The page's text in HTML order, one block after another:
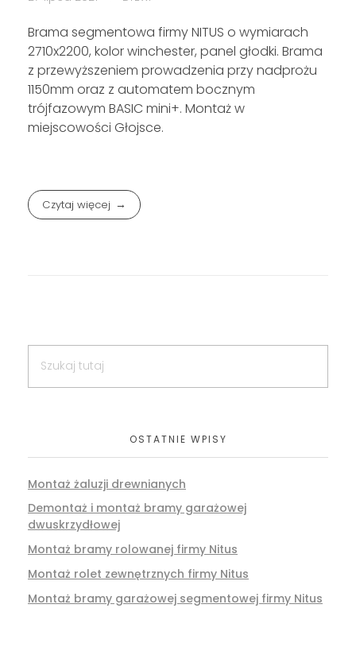
Brama segmentowa firmy NITUS o wymiarach
2710x2200, kolor winchester, panel głodki. Brama
z przewyższeniem prowadzenia przy nadprożu
1150mm oraz z automatem bocznym
trójfazowym BASIC mini+. Montaż w
miejscowości Głojsce.
Czytaj więcej
OSTATNIE WPISY
Montaż żaluzji drewnianych
Demontaż i montaż bramy garażowej
dwuskrzydłowej
Montaż bramy rolowanej firmy Nitus
Montaż rolet zewnętrznych firmy Nitus
Montaż bramy garażowej segmentowej firmy Nitus